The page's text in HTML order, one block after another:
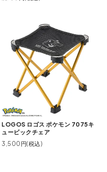
LOGOS ロゴス ポケモン 7075キ
ュービックチェア
3,500円(税込)